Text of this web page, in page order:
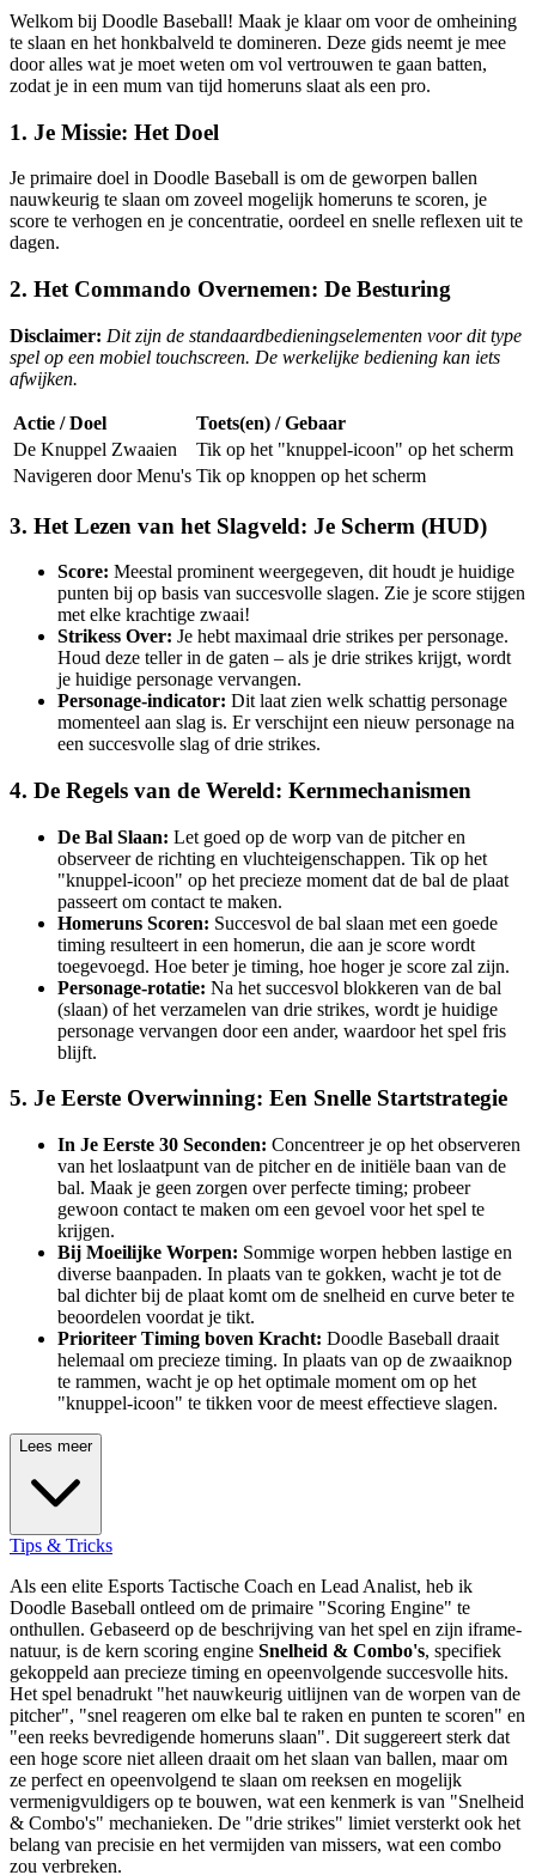
Welkom bij Doodle Baseball! Maak je klaar om voor de omheining
te slaan en het honkbalveld te domineren. Deze gids neemt je mee
door alles wat je moet weten om vol vertrouwen te gaan batten,
zodat je in een mum van tijd homeruns slaat als een pro.
1. Je Missie: Het Doel
Je primaire doel in Doodle Baseball is om de geworpen ballen
nauwkeurig te slaan om zoveel mogelijk homeruns te scoren, je
score te verhogen en je concentratie, oordeel en snelle reflexen uit te
dagen.
2. Het Commando Overnemen: De Besturing
Disclaimer: Dit zijn de standaardbedieningselementen voor dit type
spel op een mobiel touchscreen. De werkelijke bediening kan iets
afwijken.
Actie / Doel
Toets(en) / Gebaar
De Knuppel Zwaaien
Tik op het "knuppel-icoon" op het scherm
Navigeren door Menu's Tik op knoppen op het scherm
3. Het Lezen van het Slagveld: Je Scherm (HUD)
Score: Meestal prominent weergegeven, dit houdt je huidige
punten bij op basis van succesvolle slagen. Zie je score stijgen
met elke krachtige zwaai!
Strikess Over: Je hebt maximaal drie strikes per personage.
Houd deze teller in de gaten – als je drie strikes krijgt, wordt
je huidige personage vervangen.
Personage-indicator: Dit laat zien welk schattig personage
momenteel aan slag is. Er verschijnt een nieuw personage na
een succesvolle slag of drie strikes.
4. De Regels van de Wereld: Kernmechanismen
De Bal Slaan: Let goed op de worp van de pitcher en
observeer de richting en vluchteigenschappen. Tik op het
"knuppel-icoon" op het precieze moment dat de bal de plaat
passeert om contact te maken.
Homeruns Scoren: Succesvol de bal slaan met een goede
timing resulteert in een homerun, die aan je score wordt
toegevoegd. Hoe beter je timing, hoe hoger je score zal zijn.
Personage-rotatie: Na het succesvol blokkeren van de bal
(slaan) of het verzamelen van drie strikes, wordt je huidige
personage vervangen door een ander, waardoor het spel fris
blijft.
5. Je Eerste Overwinning: Een Snelle Startstrategie
In Je Eerste 30 Seconden: Concentreer je op het observeren
van het loslaatpunt van de pitcher en de initiële baan van de
bal. Maak je geen zorgen over perfecte timing; probeer
gewoon contact te maken om een gevoel voor het spel te
krijgen.
Bij Moeilijke Worpen: Sommige worpen hebben lastige en
diverse baanpaden. In plaats van te gokken, wacht je tot de
bal dichter bij de plaat komt om de snelheid en curve beter te
beoordelen voordat je tikt.
Prioriteer Timing boven Kracht: Doodle Baseball draait
helemaal om precieze timing. In plaats van op de zwaaiknop
te rammen, wacht je op het optimale moment om op het
"knuppel-icoon" te tikken voor de meest effectieve slagen.
Lees meer
Tips & Tricks
Als een elite Esports Tactische Coach en Lead Analist, heb ik
Doodle Baseball ontleed om de primaire "Scoring Engine" te
onthullen. Gebaseerd op de beschrijving van het spel en zijn iframe-
natuur, is de kern scoring engine Snelheid & Combo's, specifiek
gekoppeld aan precieze timing en opeenvolgende succesvolle hits.
Het spel benadrukt "het nauwkeurig uitlijnen van de worpen van de
pitcher", "snel reageren om elke bal te raken en punten te scoren" en
"een reeks bevredigende homeruns slaan". Dit suggereert sterk dat
een hoge score niet alleen draait om het slaan van ballen, maar om
ze perfect en opeenvolgend te slaan om reeksen en mogelijk
vermenigvuldigers op te bouwen, wat een kenmerk is van "Snelheid
& Combo's" mechanieken. De "drie strikes" limiet versterkt ook het
belang van precisie en het vermijden van missers, wat een combo
zou verbreken.